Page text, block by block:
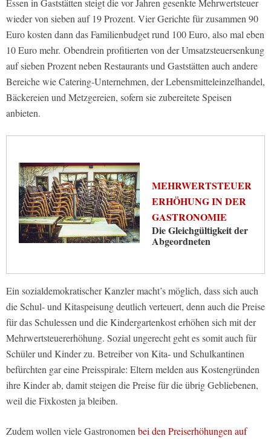
wieder von sieben auf 19 Prozent. Vier Gerichte für zusammen 90
Euro kosten dann das Familienbudget rund 100 Euro, also mal eben
10 Euro mehr. Obendrein profitierten von der Umsatzsteuersenkung
auf sieben Prozent neben Restaurants und Gaststätten auch andere
Bereiche wie Catering-Unternehmen, der Lebensmitteleinzelhandel,
Bäckereien und Metzgereien, sofern sie zubereitete Speisen
anbieten.
MEHRWERTSTEUER
ERHÖHUNG IN DER
GASTRONOMIE
Die Gleichgültigkeit der
Abgeordneten
Ein sozialdemokratischer Kanzler macht’s möglich, dass sich auch
die Schul- und Kitaspeisung deutlich verteuert, denn auch die Preise
für das Schulessen und die Kindergartenkost erhöhen sich mit der
Mehrwertsteuererhöhung. Sozial ungerecht geht es somit auch für
Schüler und Kinder zu. Betreiber von Kita- und Schulkantinen
befürchten gar eine Preisspirale: Eltern melden aus Kostengründen
ihre Kinder ab, damit steigen die Preise für die übrig Gebliebenen,
weil die Fixkosten ja bleiben.
Zudem wollen viele Gastronomen bei den Preiserhöhungen auf